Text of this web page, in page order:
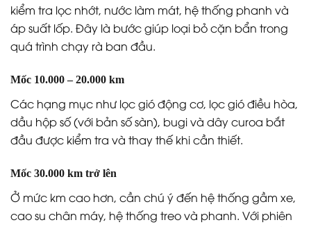
Bảo dưỡng định kỳ giúp Toyota Wigo vận hành ổn
định, tiết kiệm
Lịch bảo dưỡng định kỳ cho xe Wigo
định kỳ theo các mốc quãng đường cụ thể để duy trì
độ ổn định và hiệu quả vận hành. Dưới đây là lịch
bảo dưỡng chuẩn áp dụng cho Toyota Wigo 2025:
Ở giai đoạn này, bạn nên thay dầu động cơ lần đầu,
kiểm tra lọc nhớt, nước làm mát, hệ thống phanh và
áp suất lốp. Đây là bước giúp loại bỏ cặn bẩn trong